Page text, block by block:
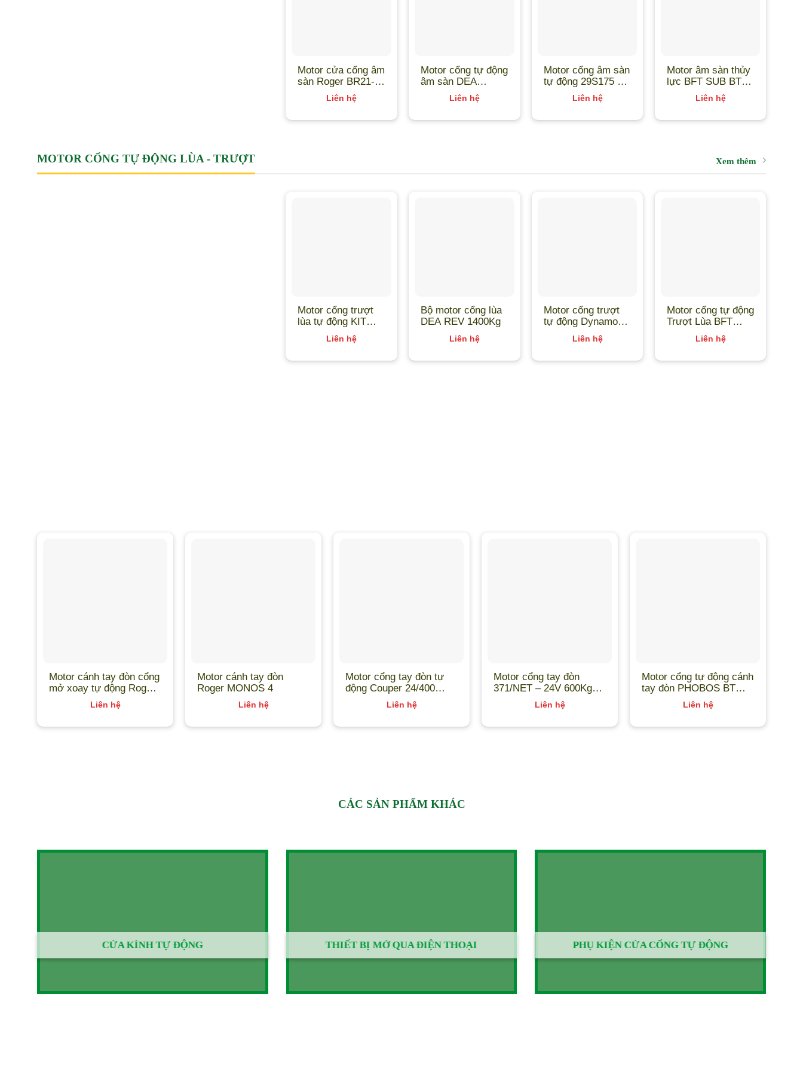
Motor cửa cổng âm
sàn Roger BR21-
351-HS Italia
Liên hệ
Motor cổng tự động
âm sàn DEA
GHOST 100/24CL
Liên hệ
Motor cổng âm sàn
tự động 29S175 –
King Gates
Liên hệ
Motor âm sàn thủy
lực BFT SUB BT –
Liên hệ
MOTOR CỔNG TỰ ĐỘNG LÙA - TRƯỢT Xem thêm
Motor cổng trượt
lùa tự động KIT
G30/1803 Roger –
Liên hệ
Bộ motor cổng lùa
DEA REV 1400Kg
Liên hệ
Motor cổng trượt
tự động Dynamos
24/1000 King
Gates – 30S071
Liên hệ
Motor cổng tự động
Trượt Lùa BFT
ARES A1000 BT |
Made in Italy
Liên hệ
Motor cánh tay đòn cổng
mở xoay tự động Roger
Liên hệ
Motor cánh tay đòn
Roger MONOS 4
Liên hệ
Motor cổng tay đòn tự
động Couper 24/400
29S025 – King Gates
Liên hệ
Motor cổng tay đòn
371/NET – 24V 600Kg
Liên hệ
Motor cổng tự động cánh
tay đòn PHOBOS BT
A25 | Made in Italy
Liên hệ
CÁC SẢN PHẨM KHÁC
CỬA KÍNH TỰ ĐỘNG THIẾT BỊ MỞ QUA ĐIỆN THOẠI PHỤ KIỆN CỬA CỔNG TỰ ĐỘNG